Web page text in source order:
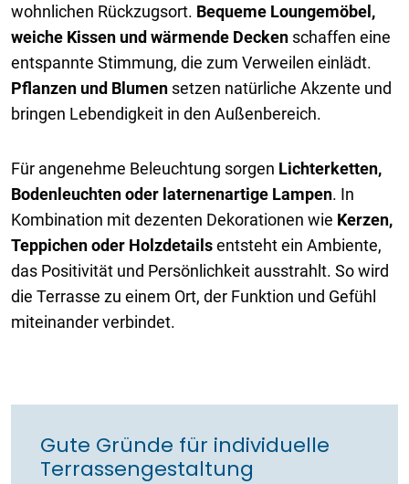
wohnlichen Rückzugsort. Bequeme Loungemöbel,
weiche Kissen und wärmende Decken schaffen eine
entspannte Stimmung, die zum Verweilen einlädt.
Pflanzen und Blumen setzen natürliche Akzente und
bringen Lebendigkeit in den Außenbereich.
Für angenehme Beleuchtung sorgen Lichterketten,
Bodenleuchten oder laternenartige Lampen. In
Kombination mit dezenten Dekorationen wie Kerzen,
Teppichen oder Holzdetailsentsteht ein Ambiente,
das Positivität und Persönlichkeit ausstrahlt. So wird
die Terrasse zu einem Ort, der Funktion und Gefühl
miteinander verbindet.
Gute Gründe für individuelle
Terrassengestaltung